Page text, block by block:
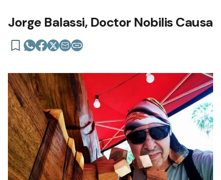
Jorge Balassi, Doctor Nobilis Causa